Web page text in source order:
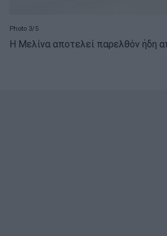
Photo 3/5
Η Μελίνα αποτελεί παρελθόν ήδη